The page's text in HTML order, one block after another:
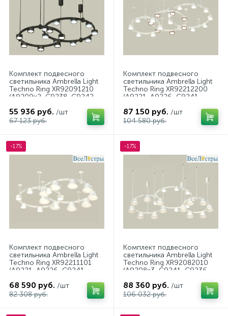
Комплект подвесного
светильника Ambrella Light
Techno Ring XR92091210
(A9209x2, C9238, C9242,
55 936 руб. /шт
67 123 руб.
Комплект подвесного
светильника Ambrella Light
Techno Ring XR92212200
(A9221, A9226, C9241,
N8126, N8112)
87 150 руб. /шт
104 580 руб.
-17%
Комплект подвесного
светильника Ambrella Light
Techno Ring XR92211101
(A9221, A9226, C9241,
68 590 руб. /шт
82 308 руб.
-17%
Комплект подвесного
светильника Ambrella Light
Techno Ring XR92082010
(A9208x3, C9241, C9236,
88 360 руб. /шт
106 032 руб.